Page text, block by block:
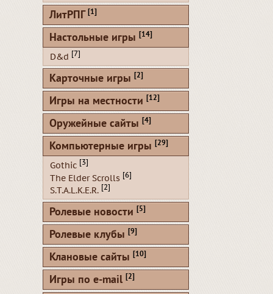
ЛитРПГ [1]
Настольные игры [14]
D&d [7]
Карточные игры [2]
Игры на местности [12]
Оружейные сайты [4]
Компьютерные игры [29]
Gothic [3]
The Elder Scrolls [6]
S.T.A.L.K.E.R. [2]
Ролевые новости [5]
Ролевые клубы [9]
Клановые сайты [10]
Игры по e-mail [2]